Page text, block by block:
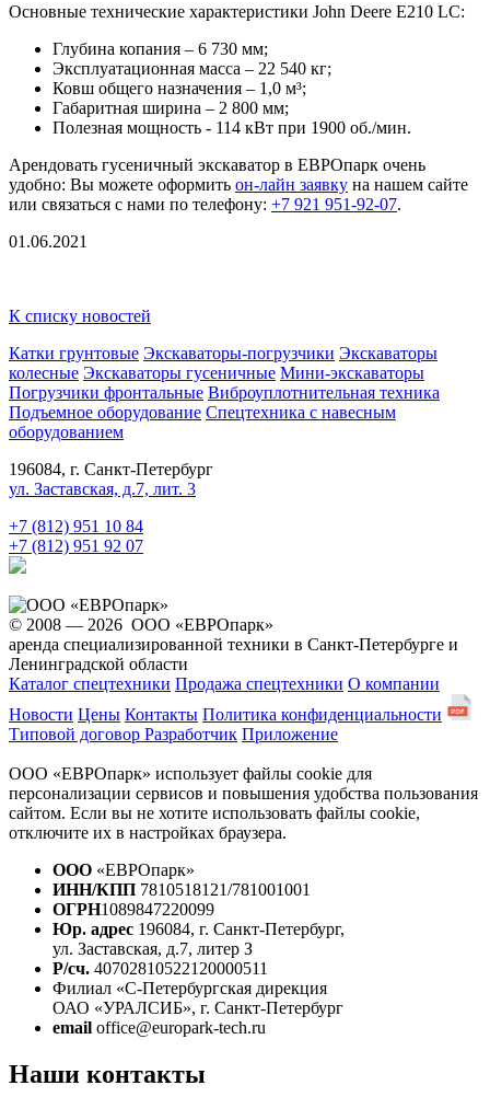
Основные технические характеристики John Deere E210 LC:
Глубина копания – 6 730 мм;
Эксплуатационная масса – 22 540 кг;
Ковш общего назначения – 1,0 м³;
Габаритная ширина – 2 800 мм;
Полезная мощность - 114 кВт при 1900 об./мин.
Арендовать гусеничный экскаватор в ЕВРОпарк очень
удобно: Вы можете оформить он-лайн заявку на нашем сайте
или связаться с нами по телефону: +7 921 951-92-07.
01.06.2021
К списку новостей
Катки грунтовые Экскаваторы-погрузчики Экскаваторы
колесные Экскаваторы гусеничные Мини-экскаваторы
Погрузчики фронтальные Виброуплотнительная техника
Подъемное оборудование Спецтехника с навесным
оборудованием
196084, г. Санкт-Петербург
ул. Заставская, д.7, лит. 3
+7 (812) 951 10 84
+7 (812) 951 92 07
© 2008 — 2026 ООО «ЕВРОпарк»
аренда специализированной техники в Санкт-Петербурге и
Ленинградской области
Каталог спецтехники Продажа спецтехники О компании
Новости Цены Контакты Политика конфиденциальности
Типовой договор Разработчик Приложение
ООО «ЕВРОпарк» использует файлы cookie для
персонализации сервисов и повышения удобства пользования
сайтом. Если вы не хотите использовать файлы cookie,
отключите их в настройках браузера.
ООО «ЕВРОпарк»
ИНН/КПП 7810518121/781001001
ОГРН1089847220099
Юр. адрес 196084, г. Санкт-Петербург,
ул. Заставская, д.7, литер З
Р/сч. 40702810522120000511
Филиал «С-Петербургская дирекция
ОАО «УРАЛСИБ», г. Санкт-Петербург
email office@europark-tech.ru
Наши контакты